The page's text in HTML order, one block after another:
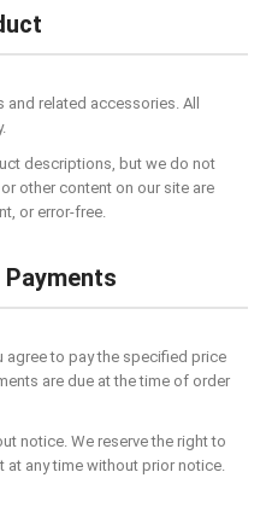
related accessories. All
descriptions, but we do not
other content on our site are
or error-free.
agree to pay the specified price
are due at the time of order
notice. We reserve the right to
any time without prior notice.